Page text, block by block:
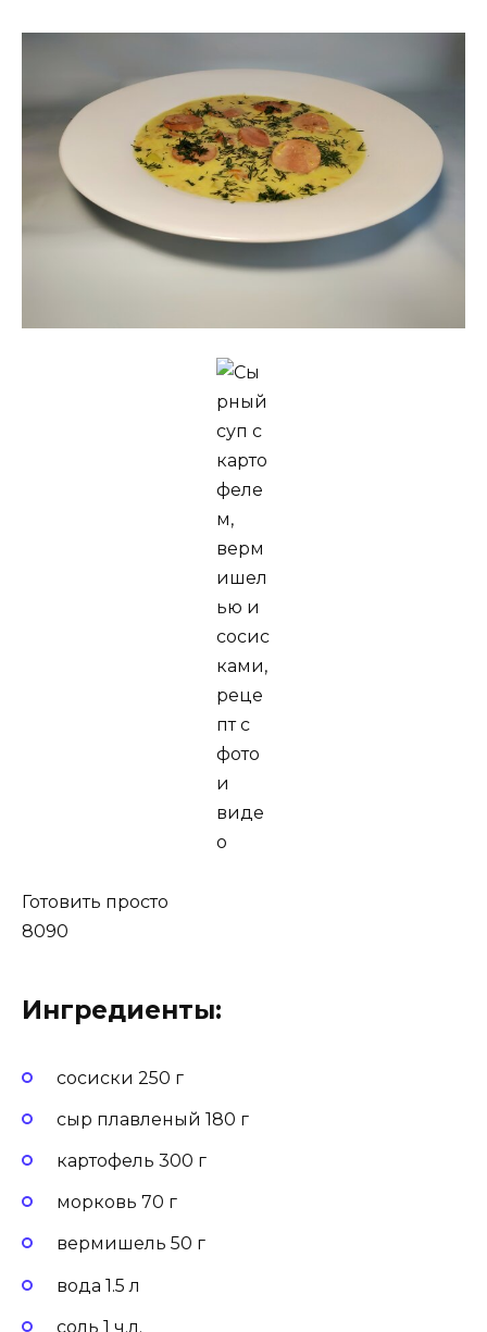
Готовить просто
8090
Ингредиенты:
сосиски 250 г
сыр плавленый 180 г
картофель 300 г
морковь 70 г
вермишель 50 г
вода 1.5 л
соль 1 ч.л.